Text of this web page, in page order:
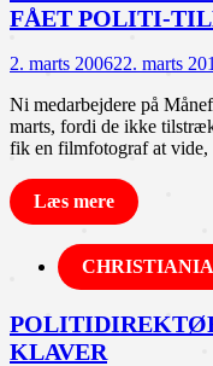
FÅET POLITI-
2. marts 200622. marts
Ni medarbejdere på
marts, fordi de ikke
fik en filmfotograf at
Læs mere
CHRISTIANIA
KLAVER